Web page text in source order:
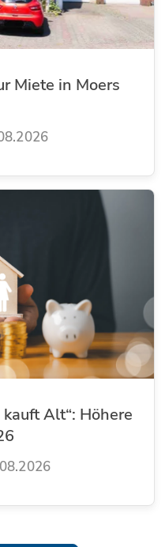
Miete in Moers
Alt“: Höhere